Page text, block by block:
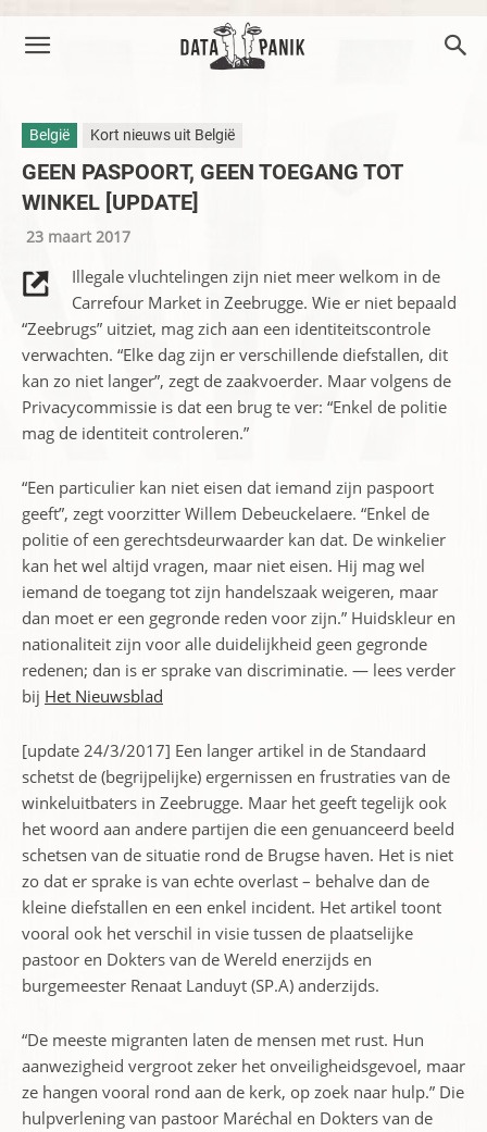
België Kort nieuws uit België
GEEN PASPOORT, GEEN TOEGANG TOT
WINKEL [UPDATE]
23 maart 2017
Illegale vluchtelingen zijn niet meer welkom in de
Carrefour Market in Zeebrugge. Wie er niet bepaald
“Zeebrugs” uitziet, mag zich aan een identiteitscontrole
verwachten. “Elke dag zijn er verschillende diefstallen, dit
kan zo niet langer”, zegt de zaakvoerder. Maar volgens de
Privacycommissie is dat een brug te ver: “Enkel de politie
mag de identiteit controleren.”
“Een particulier kan niet ­eisen dat iemand zijn paspoort
geeft”, zegt voorzitter Willem Debeuckelaere. “Enkel de
politie of een gerechtsdeurwaarder kan dat. De winkelier
kan het wel altijd vragen, maar niet eisen. Hij mag wel
iemand de toegang tot zijn handelszaak weigeren, maar
dan moet er een gegronde reden voor zijn.” Huidskleur en
nationaliteit zijn voor alle duidelijkheid geen gegronde
redenen; dan is er sprake van discriminatie. — lees verder
bij Het Nieuwsblad
[update 24/3/2017] Een langer artikel in de Standaard
schetst de (begrijpelijke) ergernissen en frustraties van de
winkeluitbaters in Zeebrugge. Maar het geeft tegelijk ook
het woord aan andere partijen die een genuanceerd beeld
schetsen van de situatie rond de Brugse haven. Het is niet
zo dat er sprake is van echte overlast – behalve dan de
kleine diefstallen en een enkel incident. Het artikel toont
vooral ook het verschil in visie tussen de plaatselijke
pastoor en Dokters van de Wereld enerzijds en
burgemeester Renaat Landuyt (SP.A) anderzijds.
“De meeste migranten laten de mensen met rust. Hun
aanwezigheid vergroot zeker het onveiligheidsgevoel, maar
ze hangen vooral rond aan de kerk, op zoek naar hulp.” Die
hulpverlening van pastoor Maréchal en Dokters van de